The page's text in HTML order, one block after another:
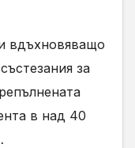
вдъхновяващо
за
в над 40